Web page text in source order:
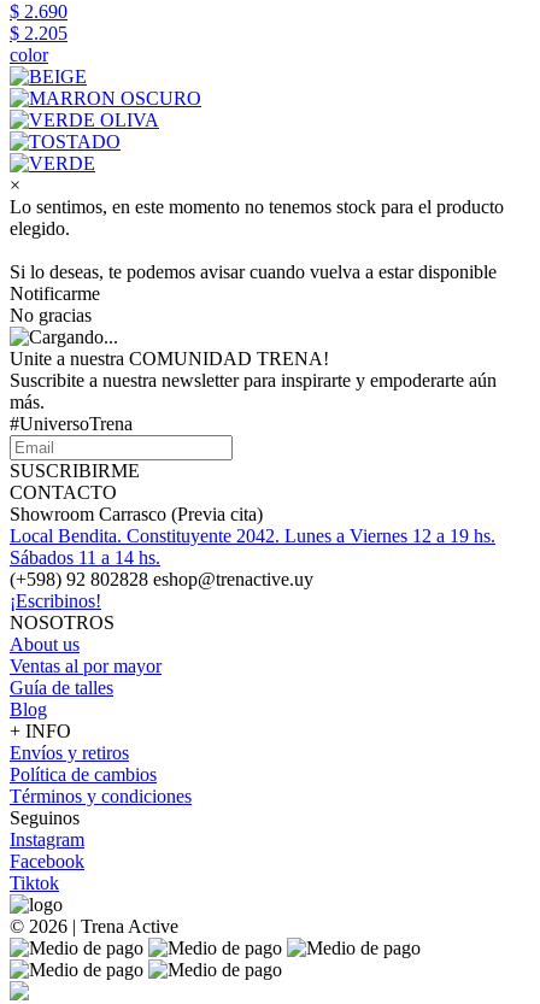
$ 2.690
$ 2.205
color
×
Lo sentimos, en este momento no tenemos stock para el producto
elegido.
Si lo deseas, te podemos avisar cuando vuelva a estar disponible
Notificarme
No gracias
Unite a nuestra COMUNIDAD TRENA!
Suscribite a nuestra newsletter para inspirarte y empoderarte aún
más.
#UniversoTrena
SUSCRIBIRME
CONTACTO
Showroom Carrasco (Previa cita)
Local Bendita. Constituyente 2042. Lunes a Viernes 12 a 19 hs.
Sábados 11 a 14 hs.
(+598) 92 802828 eshop@trenactive.uy
¡Escribinos!
NOSOTROS
About us
Ventas al por mayor
Guía de talles
Blog
+ INFO
Envíos y retiros
Política de cambios
Términos y condiciones
Seguinos
Instagram
Facebook
Tiktok
© 2026 | Trena Active